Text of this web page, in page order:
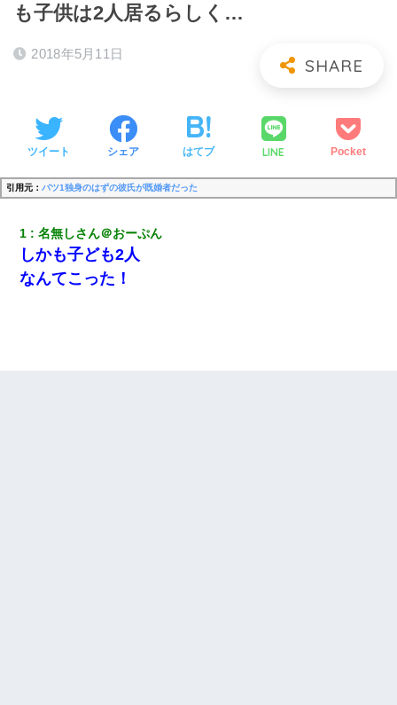
も子供は2人居るらしく…
2018年5月11日
ツイート シェア はてブ LINE Pocket
引用元： バツ1独身のはずの彼氏が既婚者だった
1 名無しさん＠おーぷん
しかも子ども2人
なんてこった！